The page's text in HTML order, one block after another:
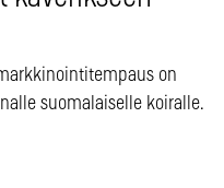
on
suomalaiselle koiralle.